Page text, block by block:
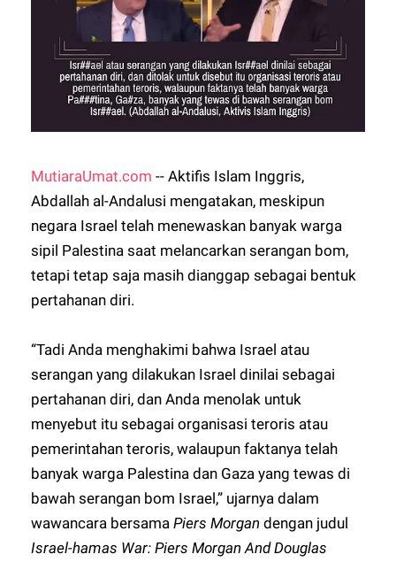
MutiaraUmat.com -- Aktifis Islam Inggris,
Abdallah al-Andalusi mengatakan, meskipun
negara Israel telah menewaskan banyak warga
sipil Palestina saat melancarkan serangan bom,
tetapi tetap saja masih dianggap sebagai bentuk
pertahanan diri.
“Tadi Anda menghakimi bahwa Israel atau
serangan yang dilakukan Israel dinilai sebagai
pertahanan diri, dan Anda menolak untuk
menyebut itu sebagai organisasi teroris atau
pemerintahan teroris, walaupun faktanya telah
banyak warga Palestina dan Gaza yang tewas di
bawah serangan bom Israel,” ujarnya dalam
wawancara bersamaPiers Morgan dengan judul
Israel-hamas War: Piers Morgan And Douglas